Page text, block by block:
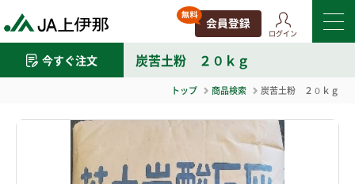
ログイン
今すぐ注文 炭苦土粉 ２０ｋｇ
トップ 商品検索 炭苦土粉 ２０ｋｇ